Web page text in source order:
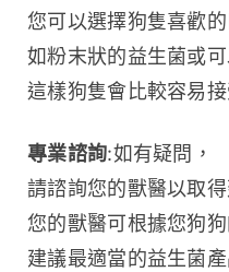
您可以選擇狗隻喜歡
如粉末狀的益生菌或
這樣狗隻會比較容易接
專業諮詢:如有疑問，
請諮詢您的獸醫以取得
您的獸醫可根據您狗
建議最適當的益生菌產